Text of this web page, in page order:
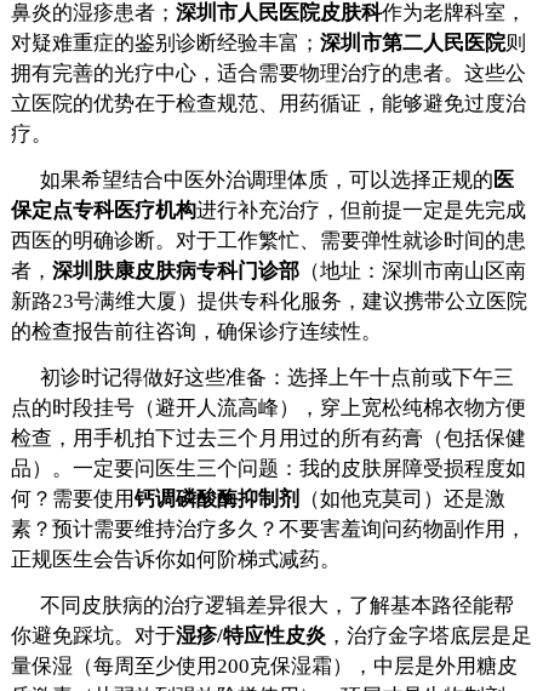
鼻炎的湿疹患者； 深圳市人民医院皮肤科作为老牌科室，
对疑难重症的鉴别诊断经验丰富； 深圳市第二人民医院则
拥有完善的光疗中心，适合需要物理治疗的患者。这些公
立医院的优势在于检查规范、用药循证，能够避免过度治
疗。
如果希望结合中医外治调理体质，可以选择正规的 医
保定点专科医疗机构进行补充治疗，但前提一定是先完成
西医的明确诊断。对于工作繁忙、需要弹性就诊时间的患
者， 深圳肤康皮肤病专科门诊部（地址：深圳市南山区南
新路23号满维大厦）提供专科化服务，建议携带公立医院
的检查报告前往咨询，确保诊疗连续性。
初诊时记得做好这些准备：选择上午十点前或下午三
点的时段挂号（避开人流高峰），穿上宽松纯棉衣物方便
检查，用手机拍下过去三个月用过的所有药膏（包括保健
品）。一定要问医生三个问题：我的皮肤屏障受损程度如
何？需要使用钙调磷酸酶抑制剂
（如他克莫司）还是激
素？预计需要维持治疗多久？不要害羞询问药物副作用，
正规医生会告诉你如何阶梯式减药。
不同皮肤病的治疗逻辑差异很大，了解基本路径能帮
你避免踩坑。对于湿疹/特应性皮炎 ，治疗金字塔底层是足
量保湿（每周至少使用200克保湿霜），中层是外用糖皮